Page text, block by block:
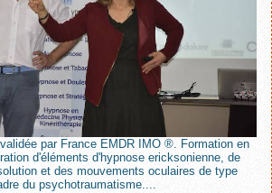
par France EMDR IMO ®. Formation en
d'éléments d'hypnose ericksonienne, de
et des mouvements oculaires de type
du psychotraumatisme....